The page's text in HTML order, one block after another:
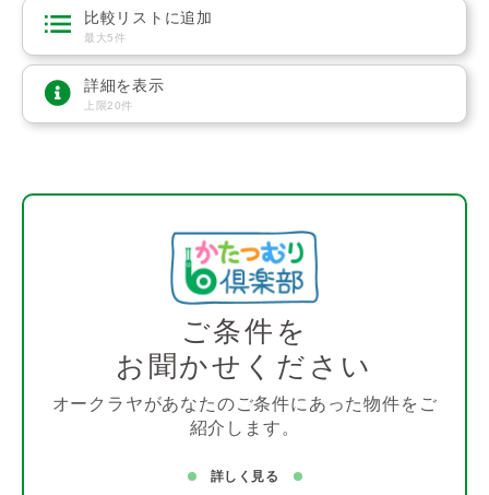
比較リストに追加
最大5件
詳細を表示
上限20件
ご条件を
お聞かせください
オークラヤがあなたのご条件にあった物件をご
紹介します。
詳しく見る